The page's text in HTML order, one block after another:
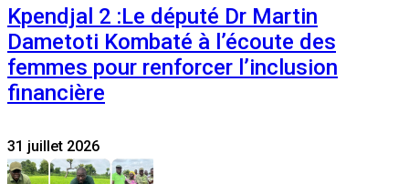
Kpendjal 2 :Le député Dr Martin
Dametoti Kombaté à l’écoute des
femmes pour renforcer l’inclusion
financière
31 juillet 2026